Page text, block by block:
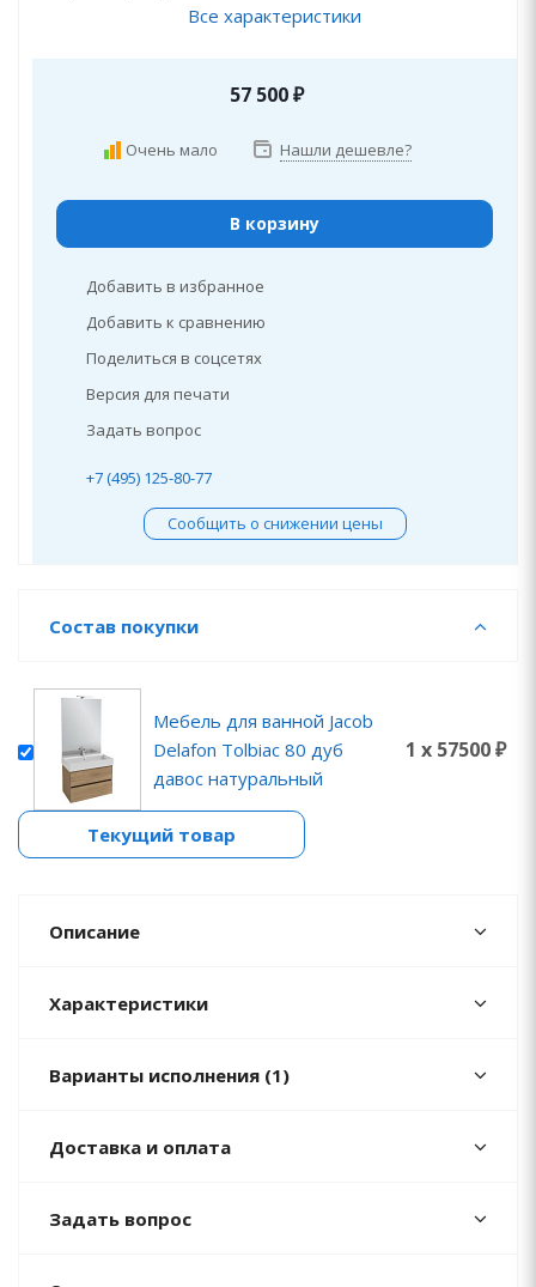
Все характеристики
57 500₽
Очень мало Нашли дешевле?
В корзину
Добавить в избранное
Добавить к сравнению
Поделиться в соцсетях
Версия для печати
Задать вопрос
+7 (495) 125-80-77
Сообщить о снижении цены
Состав покупки
Мебель для ванной Jacob
Delafon Tolbiac 80 дуб
давос натуральный
1 x 57500 ₽
Текущий товар
Описание
Характеристики
Варианты исполнения (1)
Доставка и оплата
Задать вопрос